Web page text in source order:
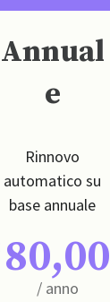
Annual
e
Rinnovo
automatico su
base annuale
80,00
/ anno